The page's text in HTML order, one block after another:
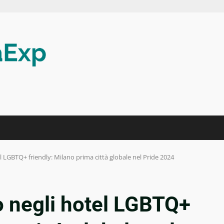
friendly: Milano prima città globale nel Pride 2024
hotel LGBTQ+